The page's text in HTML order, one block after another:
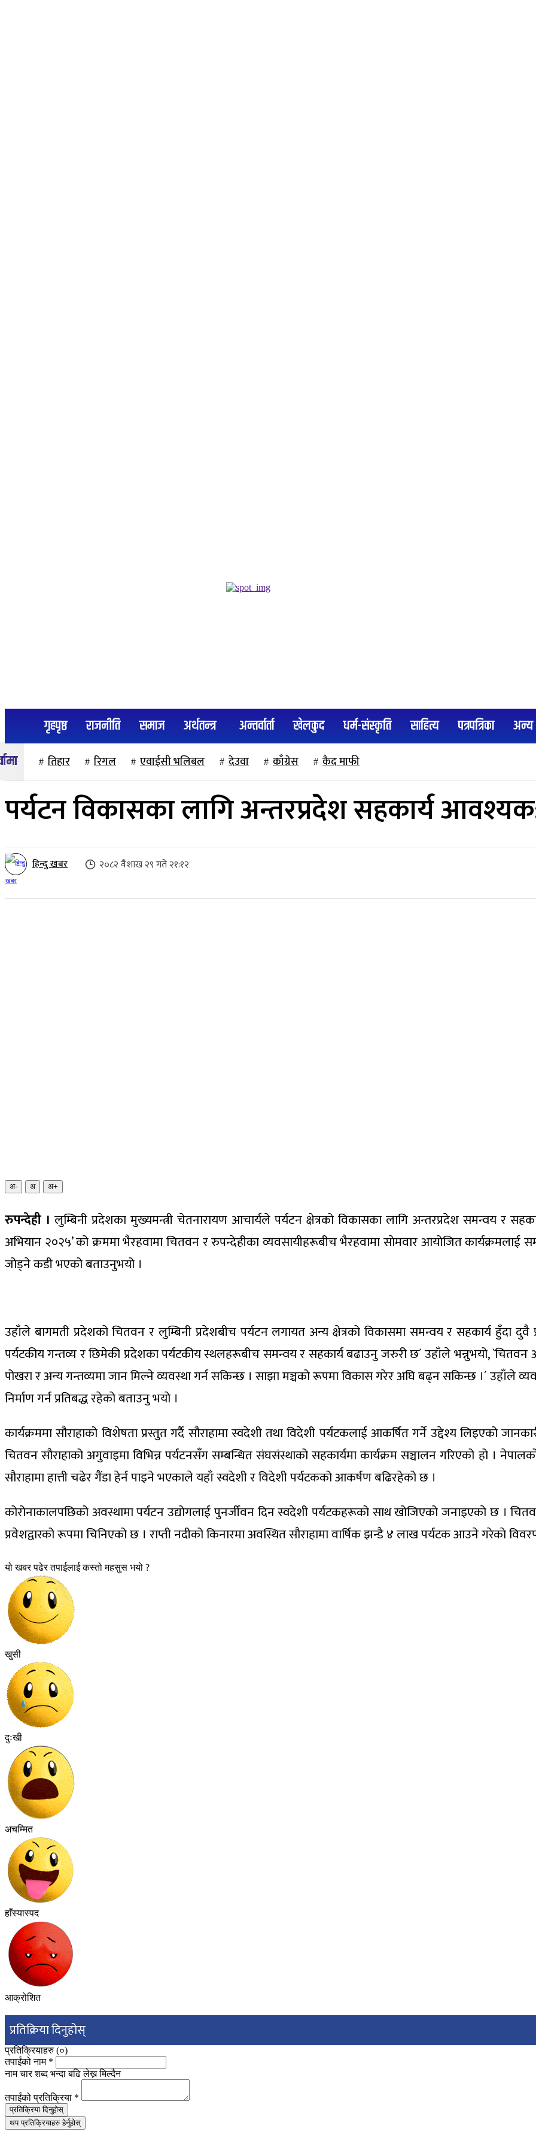
गृहपृष्ठ राजनीति समाज अर्थतन्त्र अन्तर्वार्ता खेलकुद धर्म-संस्कृति साहित्य पत्रपत्रिका अन्य
तिहार रिगल एवाईसी भलिबल देउवा काँग्रेस कैद माफी
पर्यटन विकासका लागि अन्तरप्रदेश सहकार्य
हिन्दु खबर २०८२ वैशाख २९ गते २१:१२
अ- अ अ+
रुपन्देही । लुम्बिनी प्रदेशका मुख्यमन्त्री चेतनारायण आचार्यले पर्यटन क्षेत्रको विकासका लागि अन्तरप्रदेश समन्वय र
अभियान २०२५’ को क्रममा भैरहवामा चितवन र रुपन्देहीका व्यवसायीहरूबीच भैरहवामा साेमवार आयोजित कार्यक्रमलाई
जोड्ने कडी भएको बताउनुभयो ।
उहाँले बागमती प्रदेशको चितवन र लुम्बिनी प्रदेशबीच पर्यटन लगायत अन्य क्षेत्रको विकासमा समन्वय र सहकार्य हुँदा दुवै
पर्यटकीय गन्तव्य र छिमेकी प्रदेशका पर्यटकीय स्थलहरूबीच समन्वय र सहकार्य बढाउनु जरुरी छ´ उहाँले भन्नुभयो,
पोखरा र अन्य गन्तव्यमा जान मिल्ने व्यवस्था गर्न सकिन्छ । साझा मञ्चको रूपमा विकास गरेर अघि बढ्न सकिन्छ ।´ उहाँले
निर्माण गर्न प्रतिबद्ध रहेकाे बताउनु भयाे ।
कार्यक्रममा सौराहाको विशेषता प्रस्तुत गर्दै सौराहामा स्वदेशी तथा विदेशी पर्यटकलाई आकर्षित गर्ने उद्देश्य लिइएको
चितवन सौराहाको अगुवाइमा विभिन्न पर्यटनसँग सम्बन्धित संघसंस्थाको सहकार्यमा कार्यक्रम सञ्चालन गरिएको हो ।
सौराहामा हात्ती चढेर गैंडा हेर्न पाइने भएकाले यहाँ स्वदेशी र विदेशी पर्यटकको आकर्षण बढिरहेको छ ।
कोरोनाकालपछिको अवस्थामा पर्यटन उद्योगलाई पुनर्जीवन दिन स्वदेशी पर्यटकहरूको साथ खोजिएको जनाइएकाे छ । चितवन
प्रवेशद्वारको रूपमा चिनिएको छ । राप्ती नदीको किनारमा अवस्थित सौराहामा वार्षिक झन्डै ४ लाख पर्यटक आउने गरेकाे
यो खबर पढेर तपाईलाई कस्तो महसुस भयो ?
खुसी
दुःखी
अचम्मित
हाँस्यास्पद
आक्रोशित
प्रतिक्रिया दिनुहोस्
प्रतिक्रियाहरु (०)
तपाईंको नाम *
नाम चार शब्द भन्दा बढि लेख्न मिल्दैन
तपाईंको प्रतिक्रिया *
प्रतिक्रिया दिनुहोस्
थप प्रतिक्रियाहरु हेर्नुहोस्